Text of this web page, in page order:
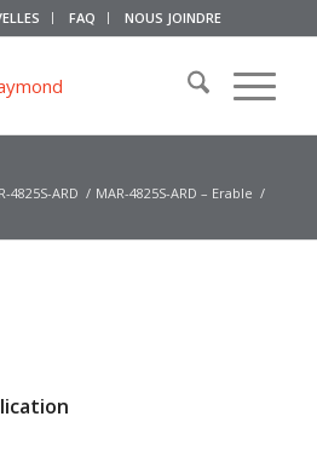
FAQ NOUS JOINDRE
4825S-ARD / MAR-4825S-ARD – Erable /